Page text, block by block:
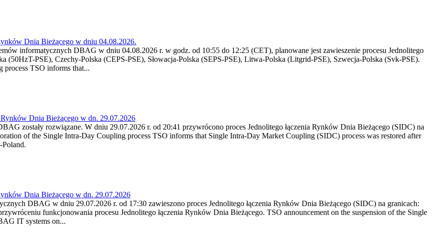
Dnia Bieżącego w dniu 04.08.2026.
informatycznych DBAG w dniu 04.08.2026 r. w godz. od 10:55 do 12:25 (CET), planowane jest zawieszenie procesu Jednolitego
(50HzT-PSE), Czechy-Polska (CEPS-PSE), Słowacja-Polska (SEPS-PSE), Litwa-Polska (Litgrid-PSE), Szwecja-Polska (Svk-PSE).
process TSO informs that...
Dnia Bieżącego w dn. 29.07.2026
zostały rozwiązane. W dniu 29.07.2026 r. od 20:41 przywrócono proces Jednolitego łączenia Rynków Dnia Bieżącego (SIDC) na
of the Single Intra-Day Coupling process TSO informs that Single Intra-Day Market Coupling (SIDC) process was restored after
Dnia Bieżącego w dn. 29.07.2026
DBAG w dniu 29.07.2026 r. od 17:30 zawieszono proces Jednolitego łączenia Rynków Dnia Bieżącego (SIDC) na granicach:
funkcjonowania procesu Jednolitego łączenia Rynków Dnia Bieżącego. TSO announcement on the suspension of the Single
IT systems on...